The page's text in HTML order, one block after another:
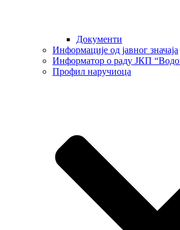
Документи
Информације од јавног значаја
Информатор о раду ЈКП
Профил наручиоца